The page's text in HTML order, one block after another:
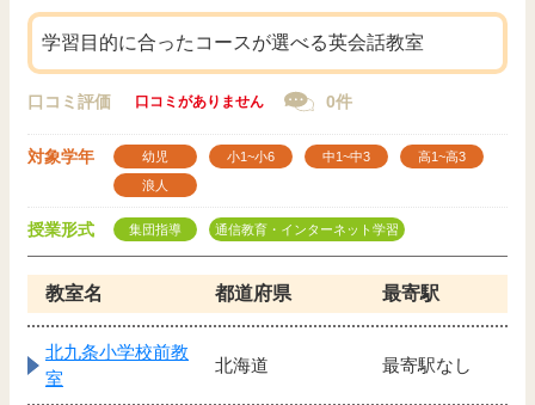
学習目的に合ったコースが選べる英会話教室
口コミ評価 口コミがありません 0件
対象学年 幼児 小1~小6 中1~中3
高1~高3
浪人
授業形式 集団指導 通信教育・インターネット学習
教室名 都道府県 最寄駅
北九条小学校前教
室
北海道 最寄駅なし